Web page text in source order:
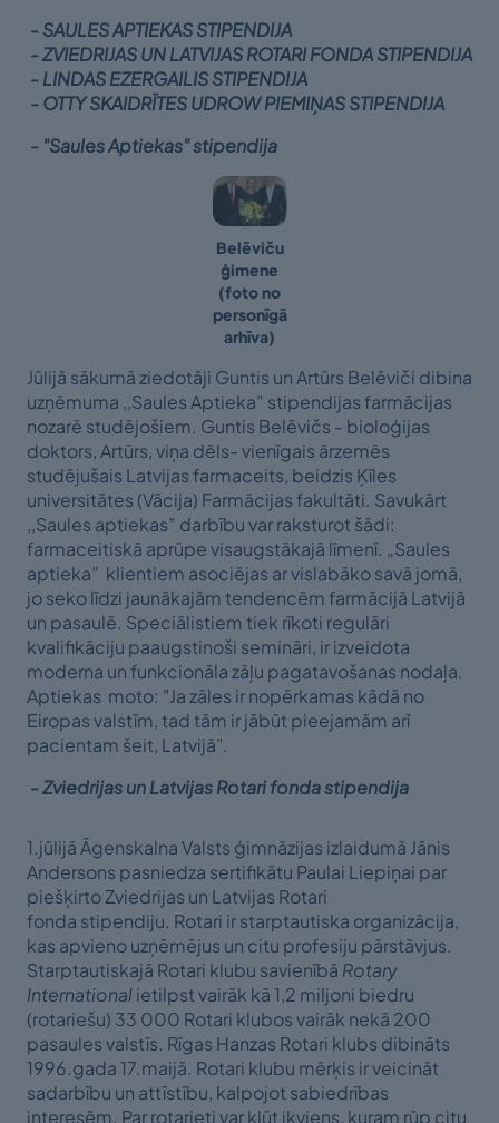
- SAULES APTIEKAS STIPENDIJA
- ZVIEDRIJAS UN LATVIJAS ROTARI FONDA STIPENDIJA
- LINDAS EZERGAILIS STIPENDIJA
- OTTY SKAIDRĪTES UDROW PIEMIŅAS STIPENDIJA
- "Saules Aptiekas" stipendija
Belēviču
ģimene
(foto no
personīgā
arhīva)
Jūlijā sākumā ziedotāji Guntis un Artūrs Belēviči dibina
uzņēmuma ,,Saules Aptieka” stipendijas farmācijas
nozarē studējošiem. Guntis Belēvičs - bioloģijas
doktors, Artūrs, viņa dēls- vienīgais ārzemēs
studējušais Latvijas farmaceits, beidzis Ķīles
universitātes (Vācija) Farmācijas fakultāti. Savukārt
,,Saules aptiekas” darbību var raksturot šādi:
farmaceitiskā aprūpe visaugstākajā līmenī. „Saules
aptieka” klientiem asociējas ar vislabāko savā jomā,
jo seko līdzi jaunākajām tendencēm farmācijā Latvijā
un pasaulē. Speciālistiem tiek rīkoti regulāri
kvalifikāciju paaugstinoši semināri, ir izveidota
moderna un funkcionāla zāļu pagatavošanas nodaļa.
Aptiekas moto: "Ja zāles ir nopērkamas kādā no
Eiropas valstīm, tad tām ir jābūt pieejamām arī
pacientam šeit, Latvijā".
- Zviedrijas un Latvijas Rotari fonda stipendija
1.jūlijā Āgenskalna Valsts ģimnāzijas izlaidumā Jānis
Andersons pasniedza sertifikātu Paulai Liepiņai par
piešķirto Zviedrijas un Latvijas Rotari
fonda stipendiju. Rotari ir starptautiska organizācija,
kas apvieno uzņēmējus un citu profesiju pārstāvjus.
Starptautiskajā Rotari klubu savienībā Rotary
Internationalietilpst vairāk kā 1,2 miljoni biedru
(rotariešu) 33 000 Rotari klubos vairāk nekā 200
pasaules valstīs. Rīgas Hanzas Rotari klubs dibināts
1996.gada 17.maijā. Rotari klubu mērķis ir veicināt
sadarbību un attīstību, kalpojot sabiedrības
interesēm. Par rotarieti var kļūt ikviens, kuram rūp citu